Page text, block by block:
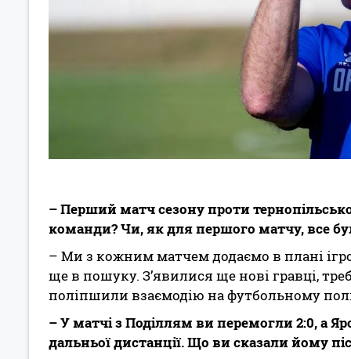
– Перший матч сезону проти
команди? Чи, як для першого матчу, все
– Ми з кожним матчем додаємо в плані
ще в пошуку. З’явилися ще нові гравці,
поліпшили взаємодію на футбольному
– У матчі з Поділлям ви перемогли 2:0, а
дальньої дистанції. Що ви сказали йому